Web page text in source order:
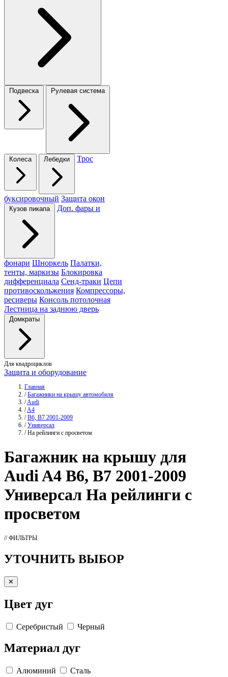
Подвеска Рулевая система
Колеса Лебедки Трос
буксировочный Защита окон
Кузов пикапа Доп. фары и
фонари Шноркель Палатки,
тенты, маркизы Блокировка
дифференциала Сенд-траки Цепи
противоскольжения Компрессоры,
ресиверы Консоль потолочная
Лестница на заднюю дверь
Домкраты
Для квадроциклов
Защита и оборудование
Главная
/ Багажники на крышу автомобиля
/Audi
/A4
/ B6, B7 2001-2009
/ Универсал
/ На рейлинги с просветом
Багажникна крышу для
Audi A4 B6, B7 2001-2009
Универсал На рейлинги с
просветом
// ФИЛЬТРЫ
УТОЧНИТЬ ВЫБОР
✕
Цвет дуг
Серебристый Черный
Материал дуг
Алюминий Сталь